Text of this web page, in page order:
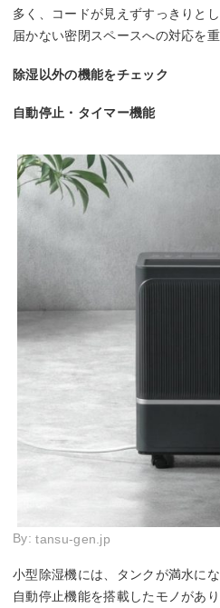
多く、コードが見えずすっきりと
届かない密閉スペースへの対応を
除湿以外の機能をチェック
自動停止・タイマー機能
By:tansu-gen.jp
小型除湿機には、タンクが満水に
自動停止機能を搭載したモノがあ